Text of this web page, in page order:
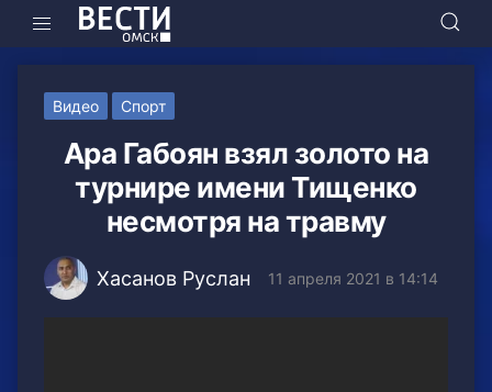
Видео Спорт
Ара Габоян взял золото на
турнире имени Тищенко
несмотря на травму
Хасанов Руслан 11 апреля 2021 в 14:14